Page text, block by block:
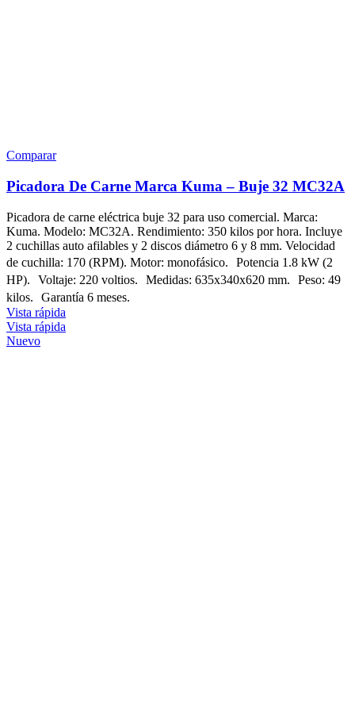
Comparar
Picadora De Carne Marca Kuma – Buje 32 MC32A
Picadora de carne eléctrica buje 32 para uso comercial. Marca:
Kuma. Modelo: MC32A. Rendimiento: 350 kilos por hora. Incluye
2 cuchillas auto afilables y 2 discos diámetro 6 y 8 mm. Velocidad
de cuchilla: 170 (RPM). Motor: monofásico. Potencia 1.8 kW (2
HP). Voltaje: 220 voltios. Medidas: 635x340x620 mm. Peso: 49
kilos. Garantía 6 meses.
Vista rápida
Vista rápida
Nuevo